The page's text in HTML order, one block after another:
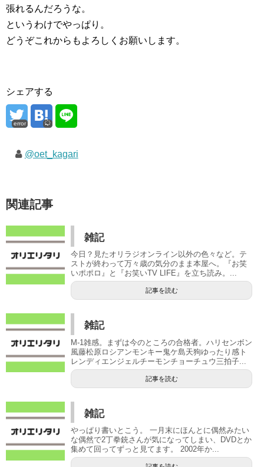
張れるんだろうな。
というわけでやっぱり。
どうぞこれからもよろしくお願いします。
シェアする
error
@oet_kagari
関連記事
雑記
今日？見たオリラジオンライン以外の色々など。テ
ストが終わって万々歳の気分のまま本屋へ。『お笑
いポポロ』と『お笑いTV LIFE』を立ち読み。...
記事を読む
雑記
M-1雑感。まずは今のところの合格者。ハリセンボン
風藤松原ロシアンモンキー鬼ケ島天狗ゆったり感ト
レンディエンジェルチーモンチョーチュウ三拍子...
記事を読む
雑記
やっぱり書いとこう。 一月末にほんとに偶然みたい
な偶然で2丁拳銃さんが気になってしまい、DVDとか
集めて回ってずっと見てます。 2002年か...